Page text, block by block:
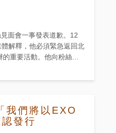
面會一事發表道歉。12
解釋，他必須緊急返回北
重要活動。他向粉絲及
我們將以EXO
發行